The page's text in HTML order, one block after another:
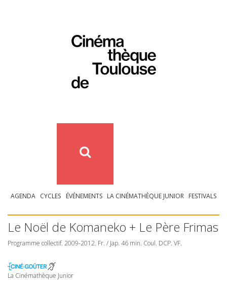
AGENDA CYCLES ÉVÉNEMENTS LA CINÉMATHÈQUE JUNIOR FESTIVALS
Le Noël de Komaneko + Le Père Frimas
Programme collectif. 2009-2012. Fr. / Jap. 46 min. Coul. DCP. VF.
La Cinémathèque Junior